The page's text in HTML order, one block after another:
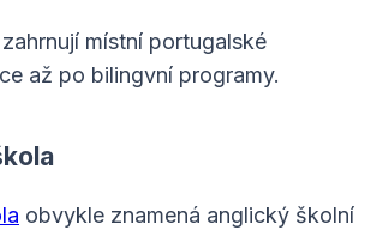
místní portugalské
až po bilingvní programy.
obvykle znamená anglický školní